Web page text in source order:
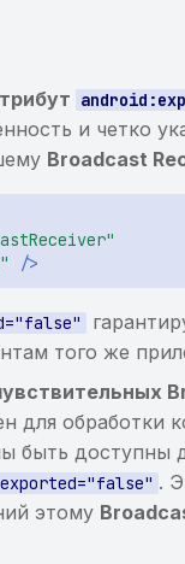
и четко
Broadcast
/>
того же
для обработки
быть доступны
.
этому